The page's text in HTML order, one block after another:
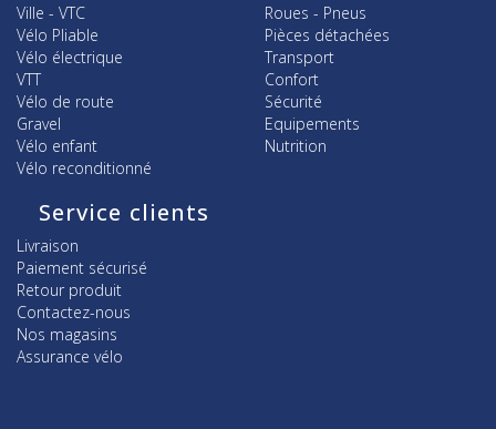
Ville - VTC
Vélo Pliable
Vélo électrique
VTT
Vélo de route
Gravel
Vélo enfant
Vélo reconditionné
Roues - Pneus
Pièces détachées
Transport
Confort
Sécurité
Equipements
Nutrition
Service clients
Livraison
Paiement sécurisé
Retour produit
Contactez-nous
Nos magasins
Assurance vélo